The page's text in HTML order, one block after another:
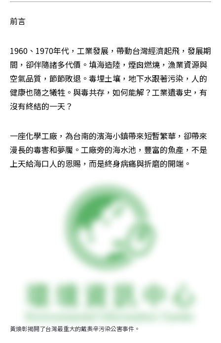
前言
1960、1970年代，工業發展，帶動台灣經濟起飛，發展期
間，卻伴隨諸多代價。填海造陸，煙囪燃燒，漁業資源與
空氣品質，節節敗退。毒埋土壤，地下水跟著污染，人的
健康也隨之犧牲。與毒共存，如何能解？工業遺毒史，有
沒有終結的一天？
一座化學工廠，為台南的濱海小鎮帶來短暫繁華，卻帶來
漫長的毒害和夢魘。工廠旁的海水池，豐富的魚產，不是
上天給海口人的恩賜，而是終身病痛與折磨的開端。
黃煥彰揭開了台灣最重大的戴奧辛污染公害事件。